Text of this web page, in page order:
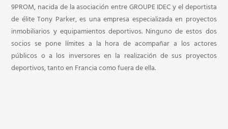
9PROM, nacida de la asociación entre GROUPE IDEC y el deportista
de élite Tony Parker, es una empresa especializada en proyectos
inmobiliarios y equipamientos deportivos. Ninguno de estos dos
socios se pone límites a la hora de acompañar a los actores
públicos o a los inversores en la realización de sus proyectos
deportivos, tanto en Francia como fuera de ella.